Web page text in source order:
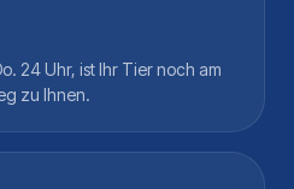
24 Uhr, ist Ihr Tier noch am
zu Ihnen.